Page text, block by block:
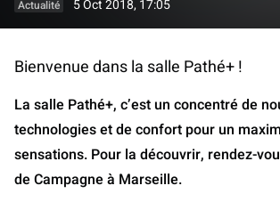
Actualité 5 Oct 2018, 17:05
Bienvenue dans la salle Pathé+ !
La salle Pathé+, c’est un concentré de
technologies et de confort pour un
sensations. Pour la découvrir, rendez-
de Campagne à Marseille.